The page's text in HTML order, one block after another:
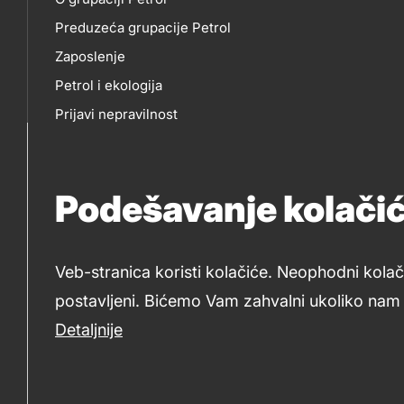
Podešavanje
Veb-stranica koristi kolačiće. Neophodni
postavljeni. Bićemo Vam zahvalni ukoliko
Detaljnije
title???
NAMA
Preduzeća grupacije Petrol
Zaposlenje
Petrol i ekologija
Prijavi nepravilnost
Tenderi Petrol
2019-2026 Petrol d.o.o. Beograd i Petrol d.d., Ljubljana